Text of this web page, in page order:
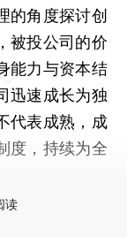
角度探讨创
被投公司的价
能力与资本结
迅速成长为独
代表成熟，成
度，持续为全
读